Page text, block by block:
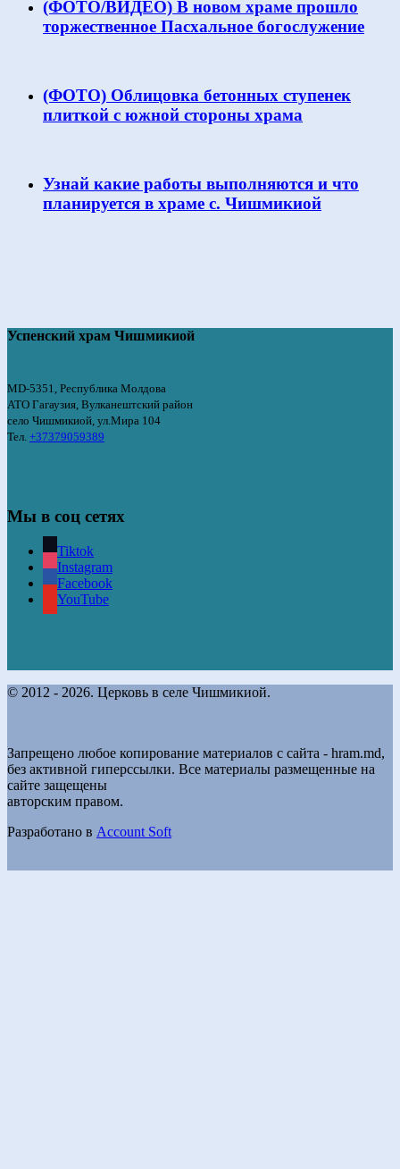
(ФОТО/ВИДЕО) В новом храме прошло
торжественное Пасхальное богослужение
(ФОТО) Облицовка бетонных ступенек
плиткой с южной стороны храма
Узнай какие работы выполняются и что
планируется в храме с. Чишмикиой
Успенский храм Чишмикиой
MD-5351, Республика Молдова
АТО Гагаузия, Вулканештский район
село Чишмикиой, ул.Мира 104
Тел. +37379059389
Мы в соц сетях
Tiktok
Instagram
Facebook
YouTube
© 2012 - 2026. Церковь в селе Чишмикиой.
Запрещено любое копирование материалов с сайта - hram.md,
без активной гиперссылки. Все материалы размещенные на
сайте защещены
авторским правом.
Разработано в Account Soft